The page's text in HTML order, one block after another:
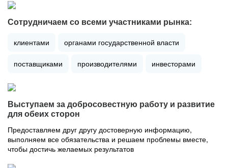
Сотрудничаем со всеми участниками рынка:
клиентами органами государственной власти
поставщиками производителями инвесторами
Выступаем за добросовестную работу и развитие
для обеих сторон
Предоставляем друг другу достоверную информацию,
выполняем все обязательства и решаем проблемы вместе,
чтобы достичь желаемых результатов